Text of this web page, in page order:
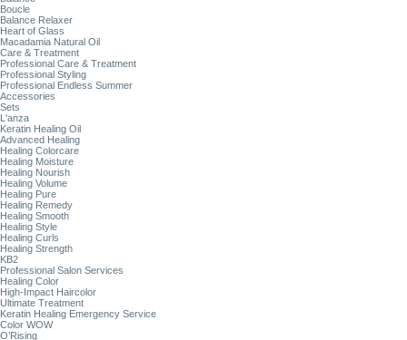
Boucle
Balance Relaxer
Heart of Glass
Macadamia Natural Oil
Care & Treatment
Professional Care & Treatment
Professional Styling
Professional Endless Summer
Accessories
Sets
L'anza
Keratin Healing Oil
Advanced Healing
Healing Colorcare
Healing Moisture
Healing Nourish
Healing Volume
Healing Pure
Healing Remedy
Healing Smooth
Healing Style
Healing Curls
Healing Strength
KB2
Professional Salon Services
Healing Color
High-Impact Haircolor
Ultimate Treatment
Keratin Healing Emergency Service
Color WOW
O’Rising